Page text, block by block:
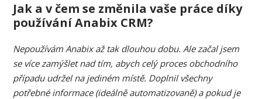
Jak a v čem se změnila vaše práce díky
používání Anabix CRM?
Nepoužívám Anabix až tak dlouhou dobu. Ale začal jsem
se více zamýšlet nad tím, abych celý proces obchodního
případu udržel na jediném místě. Doplnil všechny
potřebné informace (ideálně automatizovaně) a pokud je